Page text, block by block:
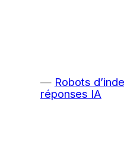
Robots
réponses IA